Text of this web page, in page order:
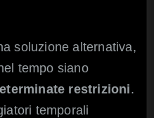
soluzione alternativa,
tempo siano
restrizioni.
temporali